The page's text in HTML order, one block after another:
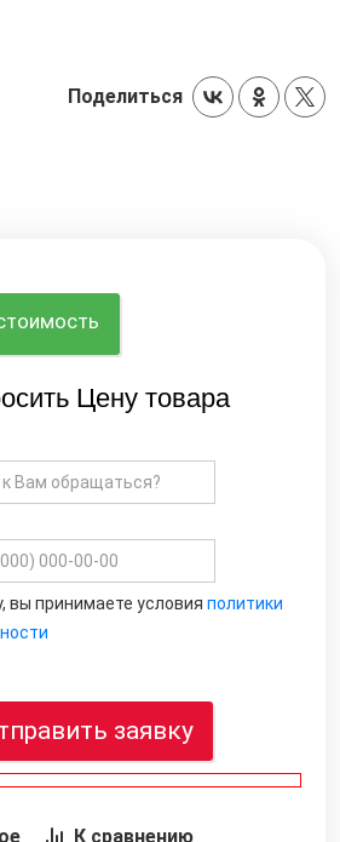
Поделиться
Цену товара
вы принимаете условия политики
заявку
К сравнению